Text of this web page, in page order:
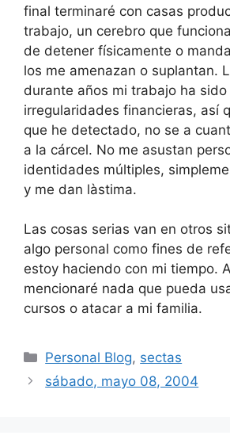
final terminaré con casas
trabajo, un cerebro que
de detener físicamente o
los me amenazan o suplantan.
durante años mi trabajo ha
irregularidades financieras, así
que he detectado, no se a
a la cárcel. No me asustan
identidades múltiples,
y me dan làstima.
Las cosas serias van en otros
algo personal como fines de
estoy haciendo con mi tiempo.
mencionaré nada que pueda
cursos o atacar a mi familia.
Categorías
Personal Blog, sectas
sábado, mayo 08, 2004